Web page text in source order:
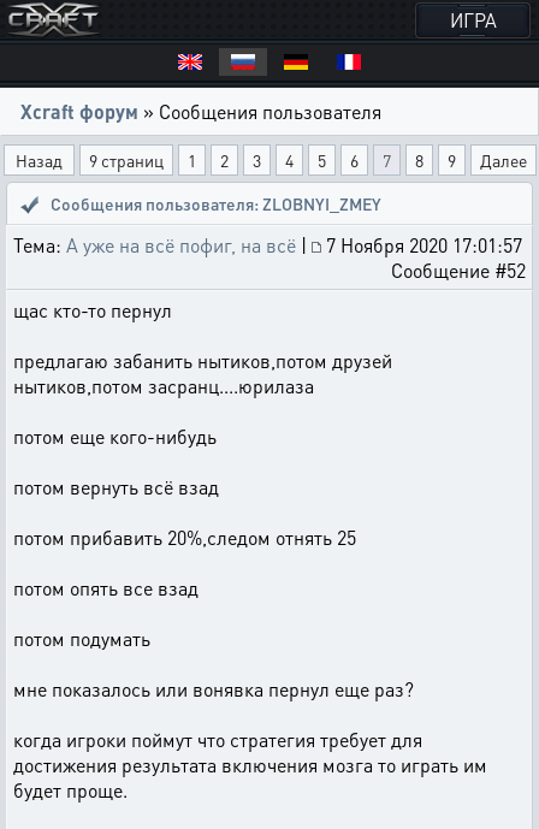
ИГРА
Xcraft форум » Сообщения пользователя
Назад 9 страниц 1 2 3 4 5 6 7 8 9
Далее
Сообщения пользователя: ZLOBNYI_ZMEY
Тема: А уже на всё пофиг, на всё |
7 Ноября 2020 17:01:57
Сообщение #52
щас кто-то пернул
предлагаю забанить нытиков,потом друзей
нытиков,потом засранц....юрилаза
потом еще кого-нибудь
потом вернуть всё взад
потом прибавить 20%,следом отнять 25
потом опять все взад
потом подумать
мне показалось или вонявка пернул еще раз?
когда игроки поймут что стратегия требует для
достижения результата включения мозга то играть им
будет проще.